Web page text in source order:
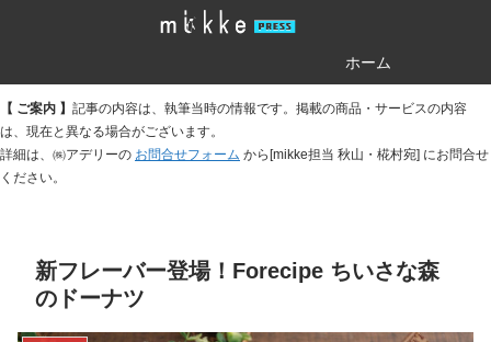
ホーム
【 ご案内 】 記事の内容は、執筆当時の情報です。掲載の商品・サービスの内容
は、現在と異なる場合がございます。
詳細は、㈱アデリーの お問合せフォーム から[mikke担当 秋山・椛村宛] にお問合せ
ください。
新フレーバー登場！Forecipe ちいさな森
のドーナツ